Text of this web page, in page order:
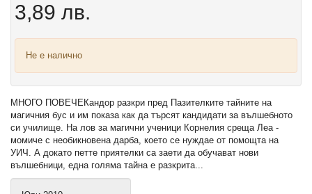
3,89 лв.
Не е налично
МНОГО ПОВЕЧЕКандор разкри пред Пазителките тайните на
магичния бус и им показа как да търсят кандидати за вълшебното
си училище. На лов за магични ученици Корнелия среща Леа -
момиче с необикновена дарба, което се нуждае от помощта на
УИЧ. А докато петте приятелки са заети да обучават нови
вълшебници, една голяма тайна е разкрита...